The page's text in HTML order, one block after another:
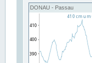
DONAU - Passau